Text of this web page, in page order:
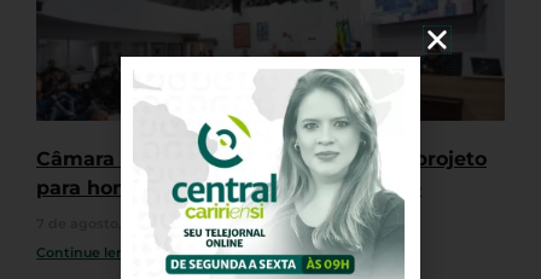
Câmara de Juazeiro do Norte aprova projeto
para homenagear jovens do basquete
Nenhum comentário
Continue lendo »